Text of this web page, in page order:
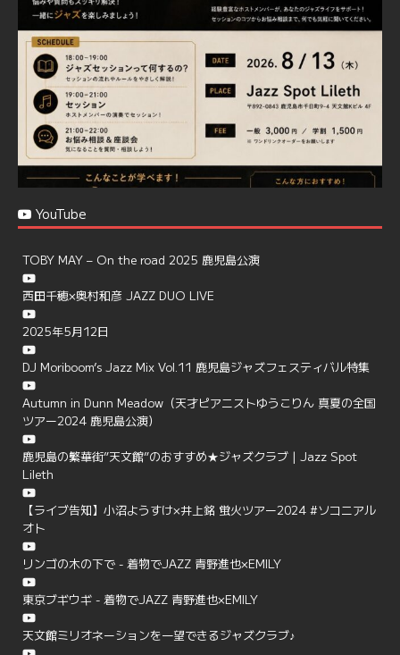
6
Load More
YouTube
TOBY MAY – On the road 2025 鹿児島公演
西田千穂×奥村和彦 JAZZ DUO LIVE
2025年5月12日
DJ Moriboom’s Jazz Mix Vol.11 鹿児島ジャズフェスティバル特集
Autumn in Dunn Meadow（天才ピアニストゆうこりん 真夏の全国
ツアー2024 鹿児島公演）
鹿児島の繁華街”天文館”のおすすめ★ジャズクラブ | Jazz Spot
Lileth
【ライブ告知】小沼ようすけ×井上銘 蛍火ツアー2024 #ソコニアル
オト
リンゴの木の下で - 着物でJAZZ 青野進也×EMILY
東京ブギウギ - 着物でJAZZ 青野進也×EMILY
天文館ミリオネーションを一望できるジャズクラブ♪